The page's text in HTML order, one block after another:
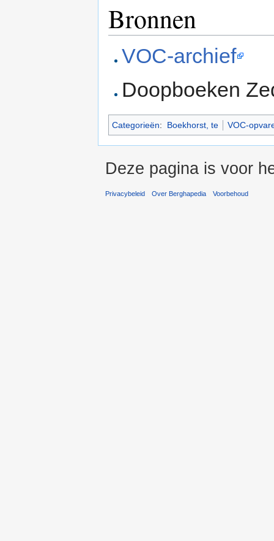
Bronnen
VOC-archief
Doopboeken
Categorieën: Boekhorst, te VOC-
Deze pagina is voor
Privacybeleid Over Berghapedia Voorbehoud